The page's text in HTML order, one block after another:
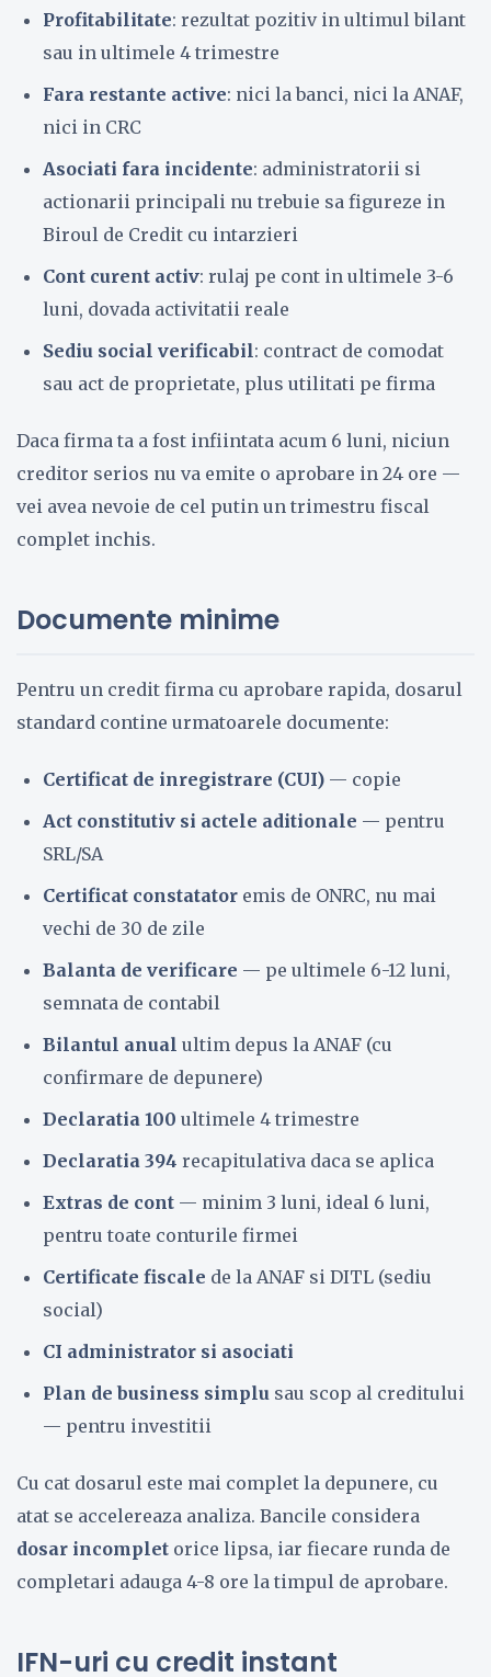
Profitabilitate: rezultat pozitiv in ultimul bilant
sau in ultimele 4 trimestre
Fara restante active: nici la banci, nici la ANAF,
nici in CRC
Asociati fara incidente: administratorii si
actionarii principali nu trebuie sa figureze in
Biroul de Credit cu intarzieri
Cont curent activ: rulaj pe cont in ultimele 3-6
luni, dovada activitatii reale
Sediu social verificabil: contract de comodat
sau act de proprietate, plus utilitati pe firma
Daca firma ta a fost infiintata acum 6 luni, niciun
creditor serios nu va emite o aprobare in 24 ore —
vei avea nevoie de cel putin un trimestru fiscal
complet inchis.
Documente minime
Pentru un credit firma cu aprobare rapida, dosarul
standard contine urmatoarele documente:
Certificat de inregistrare (CUI) — copie
Act constitutiv si actele aditionale — pentru
SRL/SA
Certificat constatator emis de ONRC, nu mai
vechi de 30 de zile
Balanta de verificare — pe ultimele 6-12 luni,
semnata de contabil
Bilantul anual ultim depus la ANAF (cu
confirmare de depunere)
Declaratia 100 ultimele 4 trimestre
Declaratia 394 recapitulativa daca se aplica
Extras de cont — minim 3 luni, ideal 6 luni,
pentru toate conturile firmei
Certificate fiscale de la ANAF si DITL (sediu
social)
CI administrator si asociati
Plan de business simplu sau scop al creditului
— pentru investitii
Cu cat dosarul este mai complet la depunere, cu
atat se accelereaza analiza. Bancile considera
dosar incomplet orice lipsa, iar fiecare runda de
completari adauga 4-8 ore la timpul de aprobare.
IFN-uri cu credit instant